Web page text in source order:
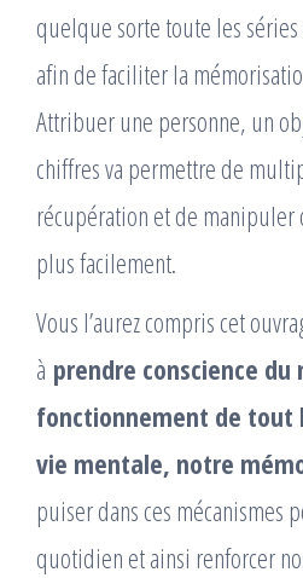
quelque sorte toute les
afin de faciliter la
Attribuer une personne, un
chiffres va permettre de
récupération et de
plus facilement.
Vous l’aurez compris cet
à prendre conscience du
fonctionnement de tout
vie mentale, notre
puiser dans ces mécanismes
quotidien et ainsi renforcer